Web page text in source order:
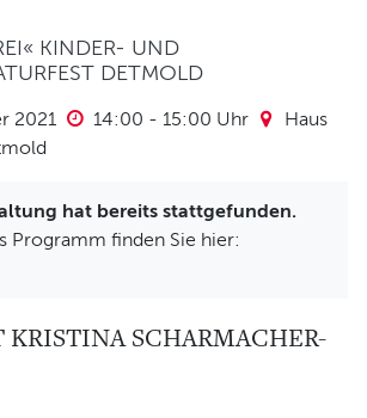
OWL
KINDER- UND
DETMOLD
2021 14:00 - 15:00 Uhr
Haus
hat bereits stattgefunden.
Programm finden Sie hier:
SCHARMACHER-